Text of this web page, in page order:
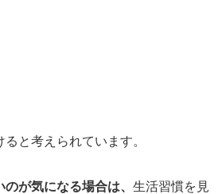
と考えられています。
が気になる場合は、 生活習慣を見